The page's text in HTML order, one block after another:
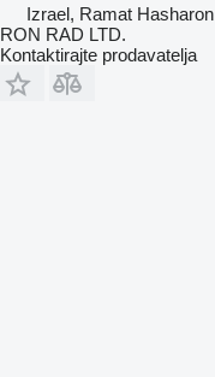
Izrael, Ramat Hasharon
RON RAD LTD.
Kontaktirajte prodavatelja